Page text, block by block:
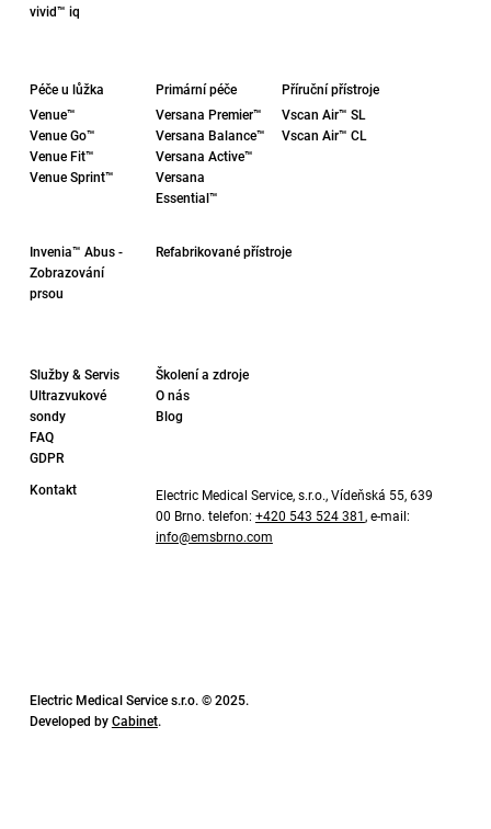
Electric Medical Service s.r.o. © 2025.
Developed by Cabinet.
Služby & Servis
Ultrazvukové
sondy
FAQ
GDPR
Školení a zdroje
O nás
Blog
Kontakt
Electric Medical Service, s.r.o., Vídeňská 55, 639
00 Brno. telefon: +420 543 524 381, e-mail:
info@emsbrno.com
vivid™ iq
Péče u lůžka
Venue™
Venue Go™
Venue Fit™
Venue Sprint™
Primární péče
Versana Premier™
Versana Balance™
Versana Active™
Versana
Essential™
Příruční přístroje
Vscan Air™ SL
Vscan Air™ CL
Invenia™ Abus -
Zobrazování
prsou
Refabrikované přístroje